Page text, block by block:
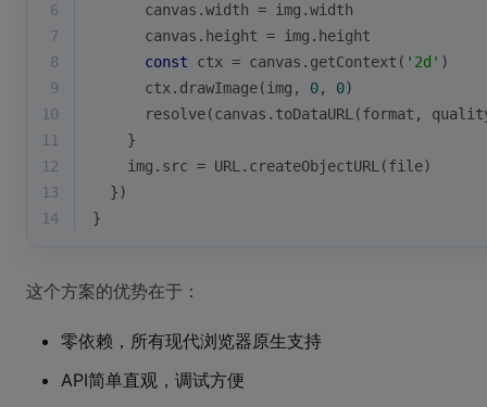
6
      canvas.width = img.width
7
      canvas.height = img.height
8
const ctx = canvas.getContext( '2d' )
9
      ctx.drawImage(img,
0, 0)
10
resolve(canvas.toDataURL(format,
11
    }
12
    img.src = URL.createObjectURL(file)
13
  })
14
}
这个方案的优势在于：
零依赖，所有现代浏览器原生支持
API简单直观，调试方便